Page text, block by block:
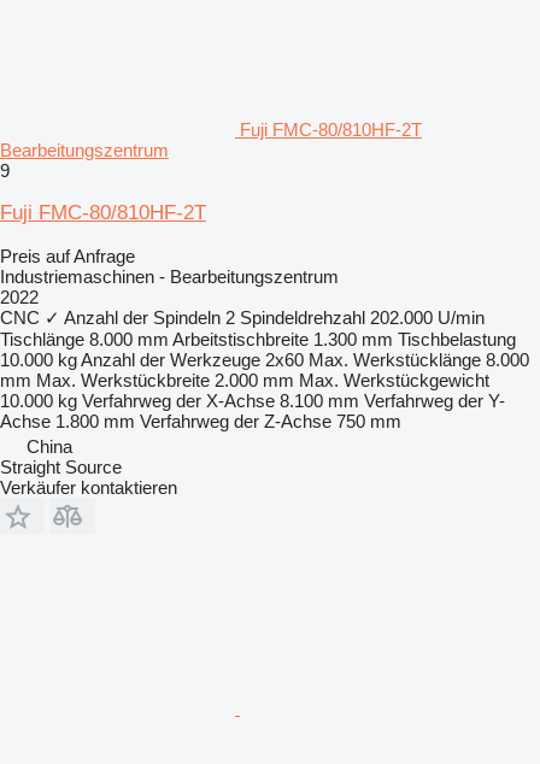
Fuji FMC-80/810HF-2T
Bearbeitungszentrum
9
Fuji FMC-80/810HF-2T
Preis auf Anfrage
Industriemaschinen - Bearbeitungszentrum
2022
CNC ✓ Anzahl der Spindeln 2 Spindeldrehzahl 202.000 U/min
Tischlänge 8.000 mm Arbeitstischbreite 1.300 mm Tischbelastung
10.000 kgAnzahl der Werkzeuge 2x60 Max. Werkstücklänge 8.000
mm Max. Werkstückbreite 2.000 mm Max. Werkstückgewicht
10.000 kg Verfahrweg der X-Achse 8.100 mm Verfahrweg der Y-
Achse 1.800 mm Verfahrweg der Z-Achse 750 mm
China
Straight Source
Verkäufer kontaktieren